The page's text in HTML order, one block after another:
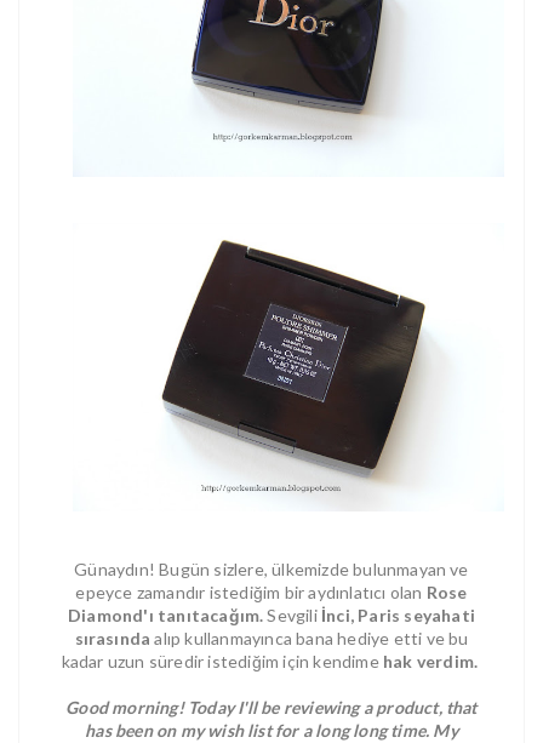
Günaydın! Bugün sizlere, ülkemizde bulunmayan ve
epeyce zamandır istediğim bir aydınlatıcı olan Rose
Diamond'ı tanıtacağım.Sevgiliİnci, Paris seyahati
sırasında alıp kullanmayınca bana hediye etti ve bu
kadar uzun süredir istediğim için kendime hak verdim.
Good morning! Today I'll be reviewing a product, that
has been on my wish list for a long long time. My